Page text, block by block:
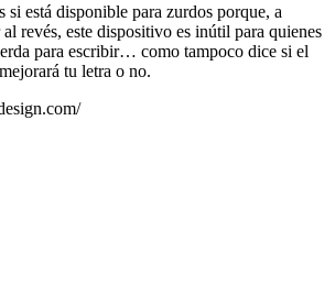
si está disponible para zurdos porque, a
revés, este dispositivo es inútil para quienes
para escribir… como tampoco dice si el
tu letra o no.